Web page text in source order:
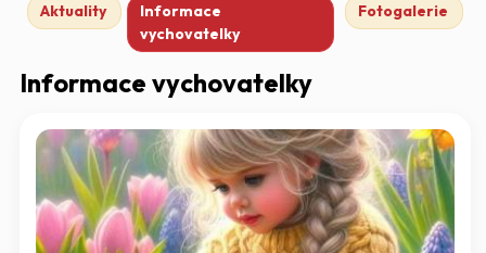
Aktuality
Informace
vychovatelky
Fotogalerie
Informace vychovatelky